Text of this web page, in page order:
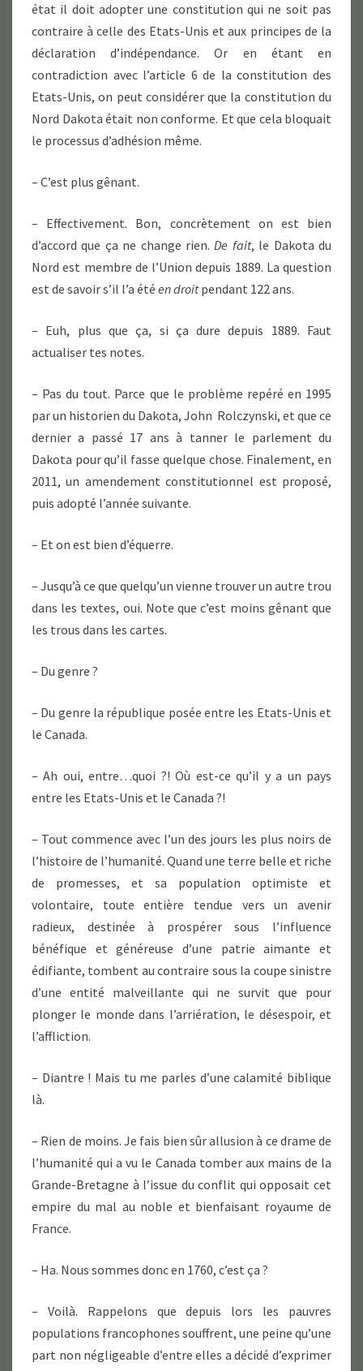
état il doit adopter une constitution qui ne soit pas
contraire à celle des Etats-Unis et aux principes de la
déclaration d’indépendance. Or en étant en
contradiction avec l’article 6 de la constitution des
Etats-Unis, on peut considérer que la constitution du
Nord Dakota était non conforme. Et que cela bloquait
le processus d’adhésion même.
– C’est plus gênant.
– Effectivement. Bon, concrètement on est bien
d’accord que ça ne change rien.De fait, le Dakota du
Nord est membre de l’Union depuis 1889. La question
est de savoir s’il l’a été en droitpendant 122 ans.
– Euh, plus que ça, si ça dure depuis 1889. Faut
actualiser tes notes.
– Pas du tout. Parce que le problème repéré en 1995
par un historien du Dakota, John Rolczynski, et que ce
dernier a passé 17 ans à tanner le parlement du
Dakota pour qu’il fasse quelque chose. Finalement, en
2011, un amendement constitutionnel est proposé,
puis adopté l’année suivante.
– Et on est bien d’équerre.
– Jusqu’à ce que quelqu’un vienne trouver un autre trou
dans les textes, oui. Note que c’est moins gênant que
les trous dans les cartes.
– Du genre ?
– Du genre la république posée entre les Etats-Unis et
le Canada.
– Ah oui, entre…quoi ?! Où est-ce qu’il y a un pays
entre les Etats-Unis et le Canada ?!
– Tout commence avec l’un des jours les plus noirs de
l’histoire de l’humanité. Quand une terre belle et riche
de promesses, et sa population optimiste et
volontaire, toute entière tendue vers un avenir
radieux, destinée à prospérer sous l’influence
bénéfique et généreuse d’une patrie aimante et
édifiante, tombent au contraire sous la coupe sinistre
d’une entité malveillante qui ne survit que pour
plonger le monde dans l’arriération, le désespoir, et
l’affliction.
– Diantre ! Mais tu me parles d’une calamité biblique
là.
– Rien de moins. Je fais bien sûr allusion à ce drame de
l’humanité qui a vu le Canada tomber aux mains de la
Grande-Bretagne à l’issue du conflit qui opposait cet
empire du mal au noble et bienfaisant royaume de
France.
– Ha. Nous sommes donc en 1760, c’est ça ?
– Voilà. Rappelons que depuis lors les pauvres
populations francophones souffrent, une peine qu’une
part non négligeable d’entre elles a décidé d’exprimer